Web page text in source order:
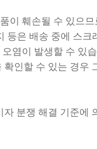
이 훼손될 수 있으
등은 배송 중에 스
염이 발생할 수 있
인할 수 있는 경우
분쟁 해결 기준에